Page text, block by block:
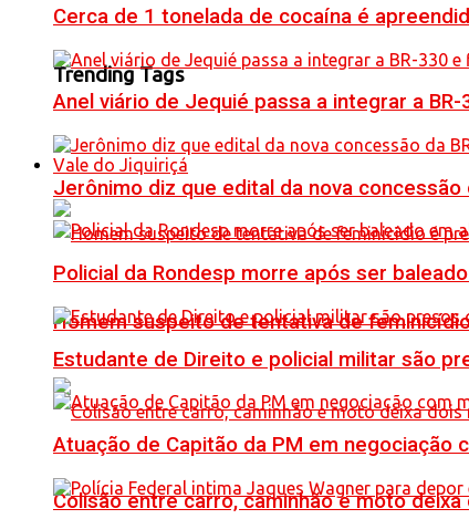
Trending Tags
Vale do Jiquiriçá
Homem suspeito de tentativa de
Colisão entre carro, caminhão e moto
Cerca de 1 tonelada de cocaína é
Anel viário de Jequié passa a integrar a
Jerônimo diz que edital da nova
Policial da Rondesp morre após ser
Estudante de Direito e policial militar são
Atuação de Capitão da PM em